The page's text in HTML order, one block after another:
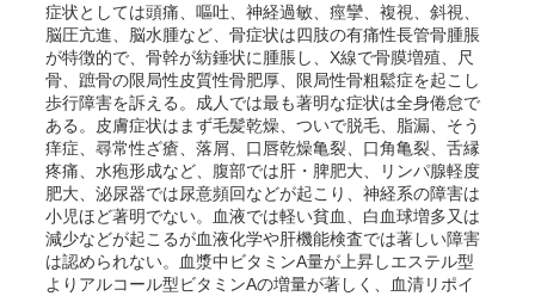
症状としては頭痛、嘔吐、神経過敏、痙攣、複視、斜視、
脳圧亢進、脳水腫など、骨症状は四肢の有痛性長管骨腫脹
が特徴的で、骨幹が紡錘状に腫脹し、X線で骨膜増殖、尺
骨、蹠骨の限局性皮質性骨肥厚、限局性骨粗鬆症を起こし
歩行障害を訴える。成人では最も著明な症状は全身倦怠で
ある。皮膚症状はまず毛髪乾燥、ついで脱毛、脂漏、 そう
痒症、尋常性ざ瘡、落屑、口唇乾燥亀裂、口角亀裂、舌縁
疼痛、水疱形成など、腹部では肝・脾肥大、リンパ腺軽度
肥大、泌尿器では尿意頻回などが起こり、神経系の障害は
小児ほど著明でない。血液では軽い貧血、白血球増多又は
減少などが起こるが血液化学や肝機能検査では著しい障害
は認められない。血漿中ビタミンA量が上昇しエステル型
よりアルコール型ビタミンAの増量が著しく、血清リポイ